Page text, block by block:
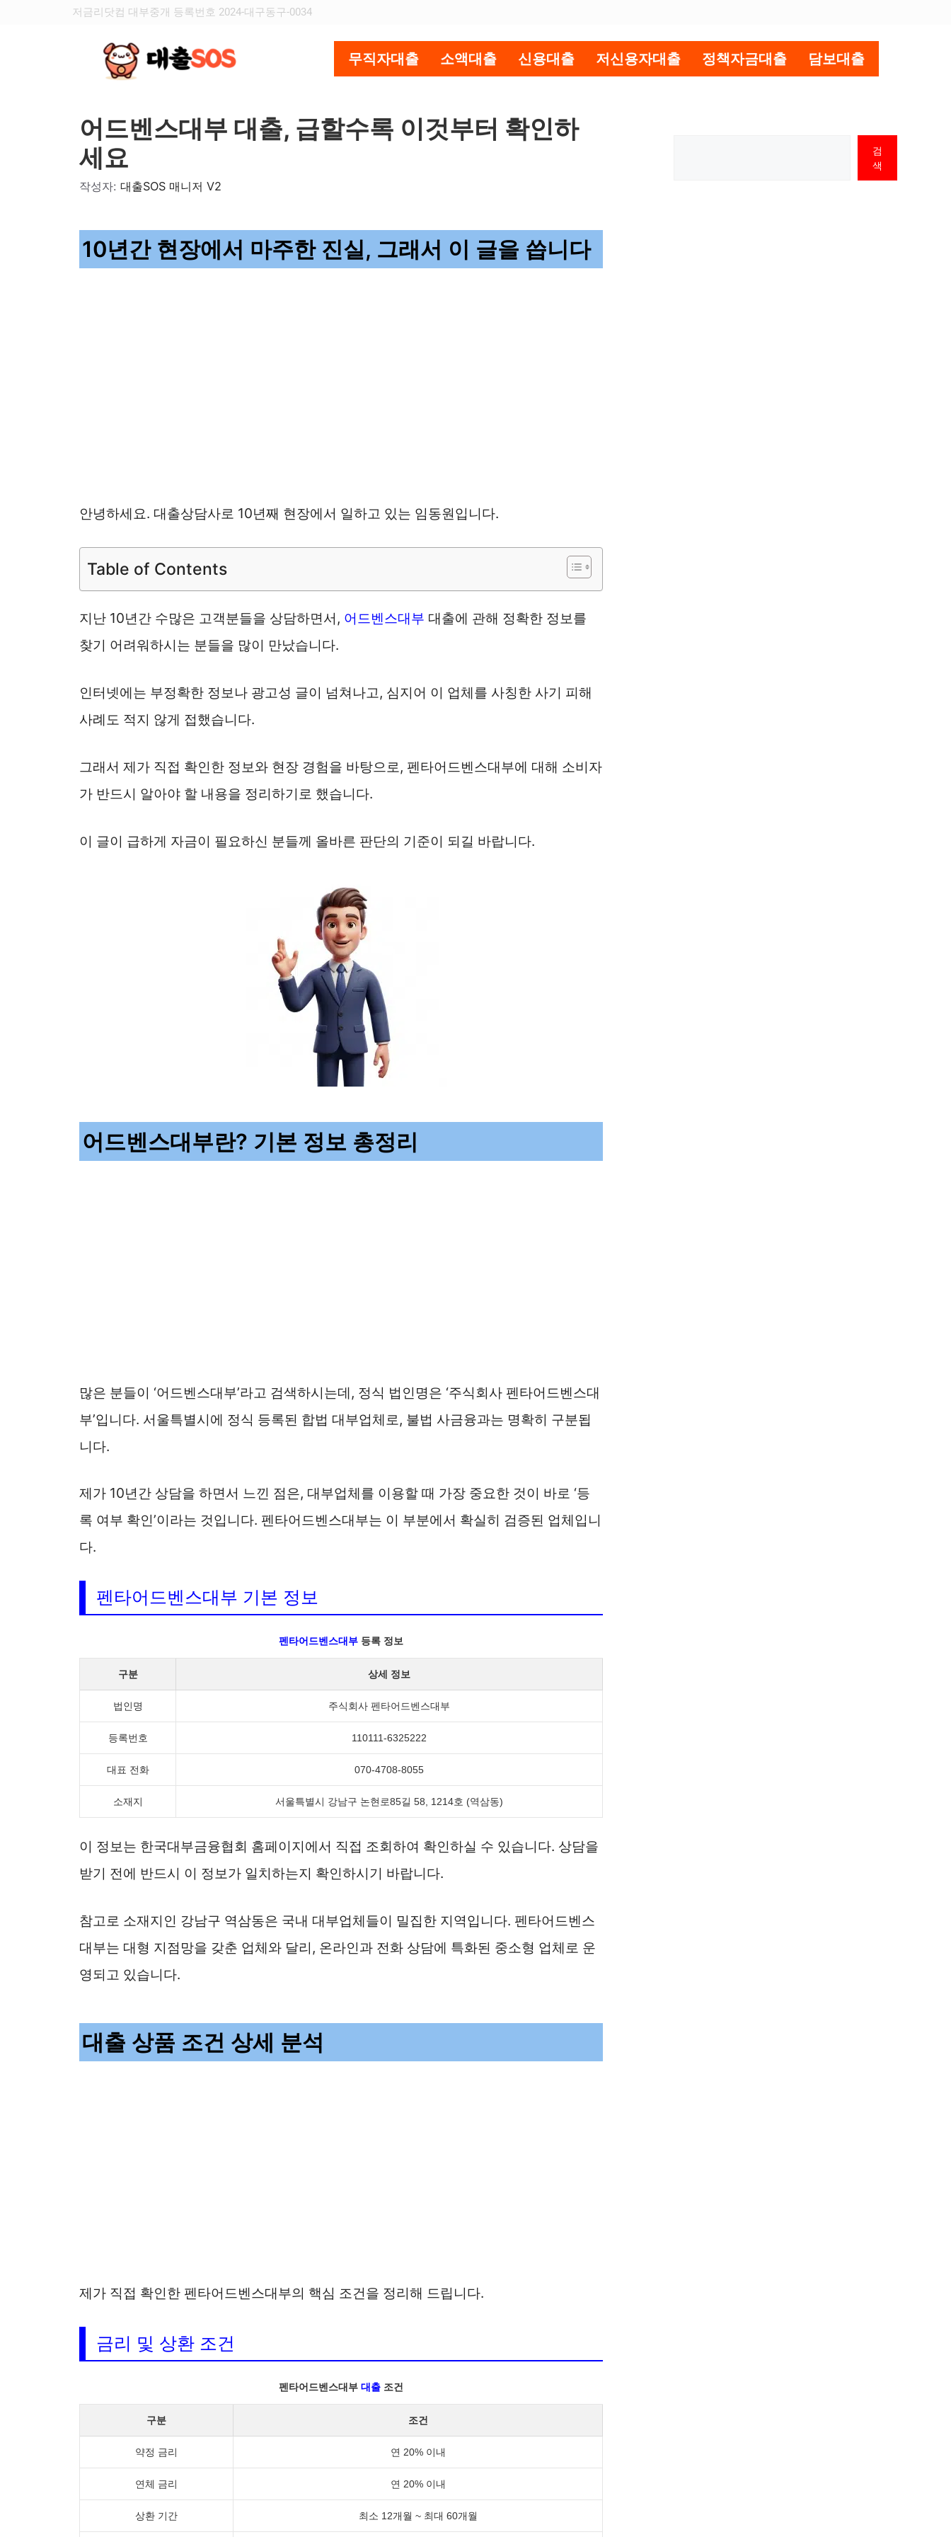
저금리닷컴 대부중개 등록번호 2024-대구동구-0034
무직자대출 소액대출 신용대출 저신용자대출 정책자금대출 담보대출
어드벤스대부 대출, 급할수록 이것부터 확인하
세요
작성자: 대출SOS 매니저 V2
10년간 현장에서 마주한 진실, 그래서 이 글을 씁니다
안녕하세요. 대출상담사로 10년째 현장에서 일하고 있는 임동원입니다.
Table of Contents
지난 10년간 수많은 고객분들을 상담하면서, 어드벤스대부 대출에 관해 정확한 정보를
찾기 어려워하시는 분들을 많이 만났습니다.
인터넷에는 부정확한 정보나 광고성 글이 넘쳐나고, 심지어 이 업체를 사칭한 사기 피해
사례도 적지 않게 접했습니다.
그래서 제가 직접 확인한 정보와 현장 경험을 바탕으로, 펜타어드벤스대부에 대해 소비자
가 반드시 알아야 할 내용을 정리하기로 했습니다.
이 글이 급하게 자금이 필요하신 분들께 올바른 판단의 기준이 되길 바랍니다.
어드벤스대부란? 기본 정보 총정리
많은 분들이 ‘어드벤스대부’라고 검색하시는데, 정식 법인명은 ‘주식회사 펜타어드벤스대
부’입니다. 서울특별시에 정식 등록된 합법 대부업체로, 불법 사금융과는 명확히 구분됩
니다.
제가 10년간 상담을 하면서 느낀 점은, 대부업체를 이용할 때 가장 중요한 것이 바로 ‘등
록 여부 확인’이라는 것입니다. 펜타어드벤스대부는 이 부분에서 확실히 검증된 업체입니
다.
펜타어드벤스대부 기본 정보
펜타어드벤스대부 등록 정보
구분 상세 정보
법인명 주식회사 펜타어드벤스대부
등록번호 110111-6325222
대표 전화 070-4708-8055
소재지 서울특별시 강남구 논현로85길 58, 1214호 (역삼동)
이 정보는 한국대부금융협회 홈페이지에서 직접 조회하여 확인하실 수 있습니다. 상담을
받기 전에 반드시 이 정보가 일치하는지 확인하시기 바랍니다.
참고로 소재지인 강남구 역삼동은 국내 대부업체들이 밀집한 지역입니다. 펜타어드벤스
대부는 대형 지점망을 갖춘 업체와 달리, 온라인과 전화 상담에 특화된 중소형 업체로 운
영되고 있습니다.
대출 상품 조건 상세 분석
제가 직접 확인한 펜타어드벤스대부의 핵심 조건을 정리해 드립니다.
금리 및 상환 조건
펜타어드벤스대부 대출 조건
구분 조건
약정 금리 연 20% 이내
연체 금리 연 20% 이내
상환 기간 최소 12개월 ~ 최대 60개월
검
색